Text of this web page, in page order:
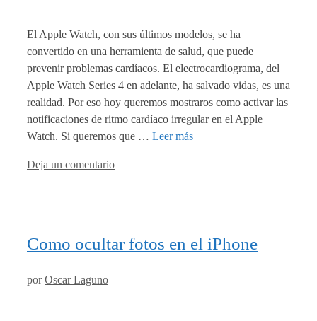
El Apple Watch, con sus últimos modelos, se ha
convertido en una herramienta de salud, que puede
prevenir problemas cardíacos. El electrocardiograma, del
Apple Watch Series 4 en adelante, ha salvado vidas, es una
realidad. Por eso hoy queremos mostraros como activar las
notificaciones de ritmo cardíaco irregular en el Apple
Watch. Si queremos que … Leer más
Deja un comentario
Como ocultar fotos en el iPhone
porOscar Laguno